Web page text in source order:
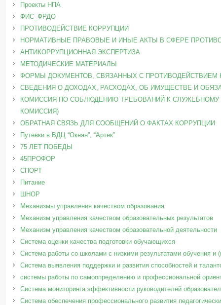
Проекты НПА
ФИС_ФРДО
ПРОТИВОДЕЙСТВИЕ КОРРУПЦИИ
НОРМАТИВНЫЕ ПРАВОВЫЕ И ИНЫЕ АКТЫ В СФЕРЕ
АНТИКОРРУПЦИОННАЯ ЭКСПЕРТИЗА
МЕТОДИЧЕСКИЕ МАТЕРИАЛЫ
ФОРМЫ ДОКУМЕНТОВ, СВЯЗАННЫХ С ПРОТИВОДЕЙСТВИЕМ
СВЕДЕНИЯ О ДОХОДАХ, РАСХОДАХ, ОБ ИМУЩЕСТВЕ И
КОМИССИЯ ПО СОБЛЮДЕНИЮ ТРЕБОВАНИЙ К
КОМИССИЯ)
ОБРАТНАЯ СВЯЗЬ ДЛЯ СООБЩЕНИЙ О ФАКТАХ КОРРУПЦИИ
Путевки в ВДЦ “Океан”, “Артек”
75 ЛЕТ ПОБЕДЫ
45ПРОФОР
СПОРТ
Питание
ШНОР
Механизмы управления качеством образования
Механизм управления качеством образовательных результатов
Механизм управления качеством образовательной деятельности
Система оценки качества подготовки обучающихся
Система работы со школами с низкими результатами обучения
Система выявления поддержки и развития способностей и
системы работы по самоопределению и профессиональной
Система мониторинга эффективности руководителей
Система обеспечения профессионального развития